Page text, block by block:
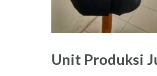
Unit Produksi